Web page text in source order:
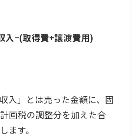
入−(取得費+譲渡費用)
入」とは売った金額に、固
画税の調整分を加えた合
ます。